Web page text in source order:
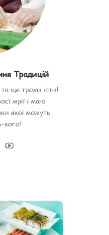
Традицій
ще трохи їсти!
мрії і маю
якої можуть
кого!